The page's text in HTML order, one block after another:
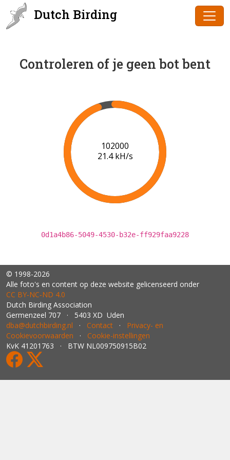
Dutch Birding
Controleren of je geen bot bent
102000
21.4 kH/s
0d1a4b86-5049-4530-b32e-ff929faa9228
© 1998-2026
Alle foto's en content op deze website gelicenseerd onder
CC BY‑NC‑ND 4.0
Dutch Birding Association
Germenzeel 707 · 5403 XD Uden
dba@dutchbirding.nl · Contact · Privacy- en
Cookievoorwaarden · Cookie-instellingen
KvK 41201763 · BTW NL009750915B02